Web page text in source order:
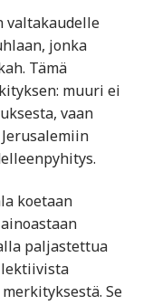
valtakaudelle
jonka
Tämä
muuri ei
vaan
koetaan
paljastettua
Se